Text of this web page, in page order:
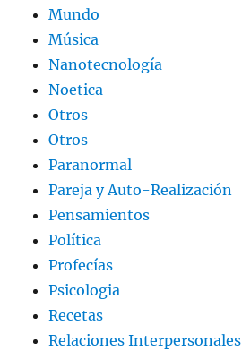
Mundo
Música
Nanotecnología
Noetica
Otros
Otros
Paranormal
Pareja y Auto-Realización
Pensamientos
Política
Profecías
Psicologia
Recetas
Relaciones Interpersonales